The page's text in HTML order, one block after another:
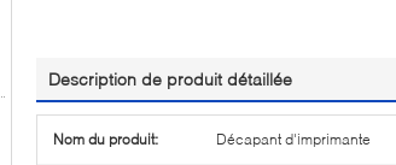
Description de produit détaillée
Nom du produit: Décapant d'imprimante